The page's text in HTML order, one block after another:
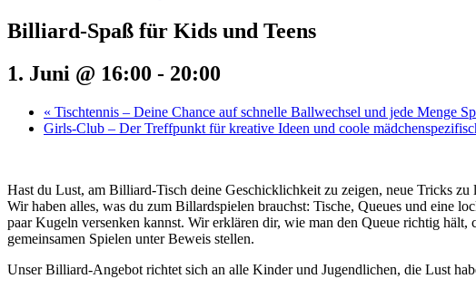
Billiard-Spaß für Kids und Teens
1. Juni @ 16:00 - 20:00
« Tischtennis – Deine Chance auf schnelle Ballwechsel und jede Menge
Girls-Club – Der Treffpunkt für kreative Ideen und coole
Hast du Lust, am Billiard-Tisch deine Geschicklichkeit zu zeigen, neue Tricks
Wir haben alles, was du zum Billardspielen brauchst: Tische, Queues und eine
paar Kugeln versenken kannst. Wir erklären dir, wie man den Queue richtig
gemeinsamen Spielen unter Beweis stellen.
Unser Billiard-Angebot richtet sich an alle Kinder und Jugendlichen, die Lust